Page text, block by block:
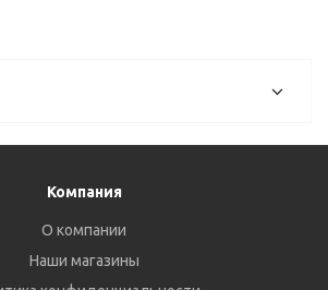
Компания
О компании
Наши магазины